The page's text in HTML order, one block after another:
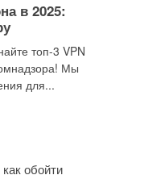
в 2025:
топ-3 VPN
Мы
для...